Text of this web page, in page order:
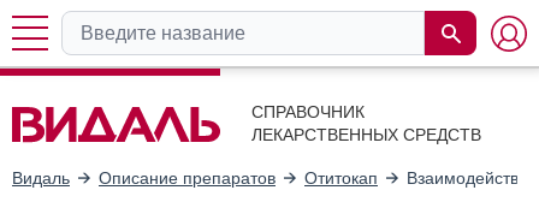
СПРАВОЧНИК
ЛЕКАРСТВЕННЫХ СРЕДСТВ
Видаль Описание препаратов Отитокап